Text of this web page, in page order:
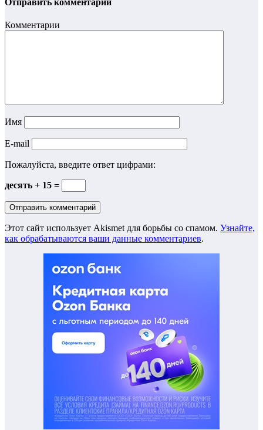
Комментарии
Имя
E-mail
Пожалуйста, введите ответ цифрами:
десять + 15 =
Этот сайт использует Akismet для борьбы со спамом. Узнайте,
как обрабатываются ваши данные комментариев.